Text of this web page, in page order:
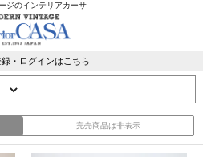
ジのインテリアカーサ
・ログインはこちら
完売商品は非表示